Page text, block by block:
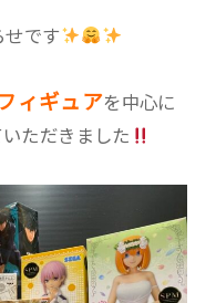
せです
ィギュアを中心に
ただきました